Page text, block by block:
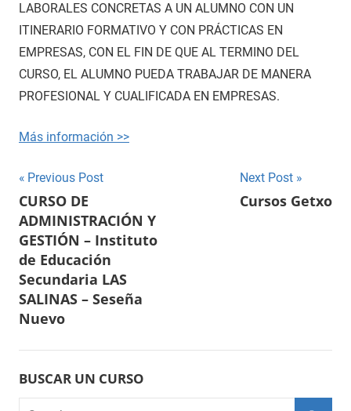
LABORALES CONCRETAS A UN ALUMNO CON UN
ITINERARIO FORMATIVO Y CON PRÁCTICAS EN
EMPRESAS, CON EL FIN DE QUE AL TERMINO DEL
CURSO, EL ALUMNO PUEDA TRABAJAR DE MANERA
PROFESIONAL Y CUALIFICADA EN EMPRESAS.
Más información >>
Navegación
de
entradas
Previous Post
CURSO DE
ADMINISTRACIÓN Y
GESTIÓN – Instituto
de Educación
Secundaria LAS
SALINAS – Seseña
Nuevo
Next Post
Cursos Getxo
BUSCAR UN CURSO
Search